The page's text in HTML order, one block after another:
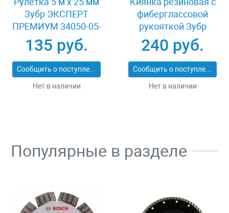
Зубр ЭКСПЕРТ
ПРЕМИУМ 34050-05-
25_z01
135 руб.
Сообщить о поступлении
Нет в наличии
фиберглассовой
рукояткой Зубр
ЭКСПЕРТ 2053-
60_z01
240 руб.
Сообщить о поступлении
Нет в наличии
Популярные в разделе